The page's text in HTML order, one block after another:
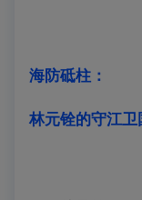
海防砥柱：
林元铨的守江卫